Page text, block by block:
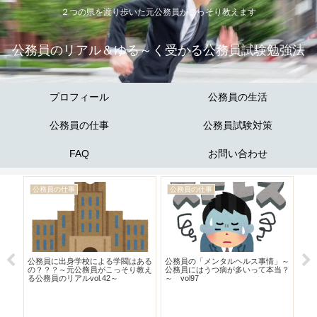
２つの県を渡り歩いた元公務員がこっそり教えます
公務員のリアル＆ゆる～く受かる公務員試験勉強法
プロフィール 公務員の生活
公務員の仕事 公務員試験対策
FAQ お問い合わせ
公務員の仕事
公務員に出身学校による学閥はある
の？？？～元公務員がこっそり教え
る公務員のリアルvol.42～
公務員の仕事
公務員の「メンタルヘルス事情」～
公務員にはうつ病が多いって本当？
～ vol97
働